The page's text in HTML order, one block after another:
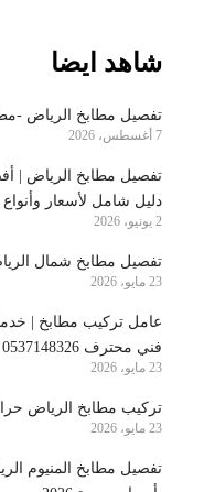
شاهد ايضا
تفصيل مطابخ الرياض -
7 أغسطس، 2026
تفصيل مطابخ الرياض |
دليل شامل لأسعار
2 يونيو، 2026
تفصيل مطابخ شمال الرياض
23 مايو، 2026
عامل تركيب مطابخ |
فني محترف 0537148326
23 مايو، 2026
تركيب مطابخ الرياض حراج
23 مايو، 2026
تفصيل مطابخ المنيوم